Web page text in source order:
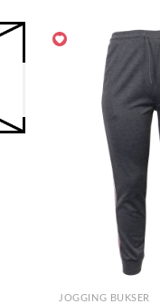
JOGGING BUKSER